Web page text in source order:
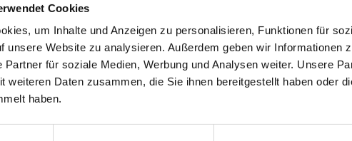
Cookies
um Inhalte und Anzeigen zu personalisieren, Funktionen für
unsere Website zu analysieren. Außerdem geben wir Informationen
Partner für soziale Medien, Werbung und Analysen weiter. Unsere
weiteren Daten zusammen, die Sie ihnen bereitgestellt haben oder
haben.
Hier wirst Du fündig!